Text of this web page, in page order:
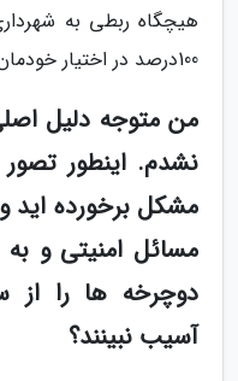
هیچگاه ربطی به
100درصد در اختیار خودمان است.
من متوجه دلیل
نشدم. اینطور
مشکل برخورده اید
مسائل امنیتی و
دوچرخه ها را
آسیب نبینند؟